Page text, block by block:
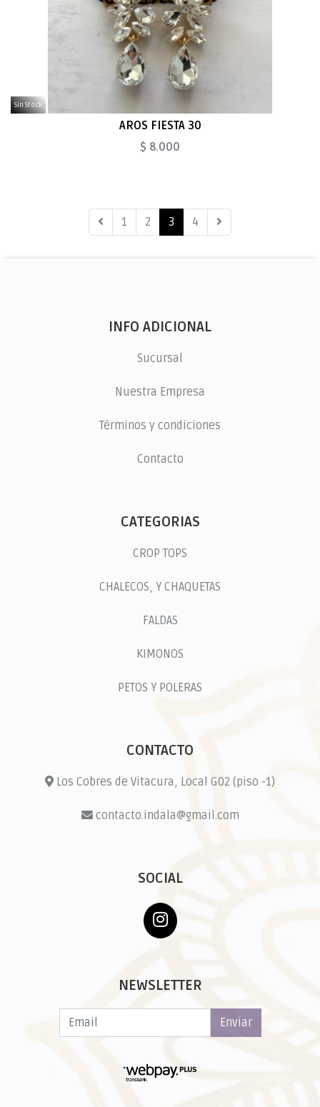
Sin Stock
AROS FIESTA 30
$ 8.000
1 2 3 4
INFO ADICIONAL
Sucursal
Nuestra Empresa
Términos y condiciones
Contacto
CATEGORIAS
CROP TOPS
CHALECOS, Y CHAQUETAS
FALDAS
KIMONOS
PETOS Y POLERAS
CONTACTO
Los Cobres de Vitacura, Local G02 (piso -1)
contacto.indala@gmail.com
SOCIAL
NEWSLETTER
Enviar